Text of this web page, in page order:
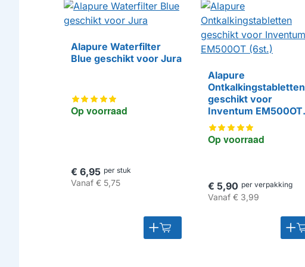
HUISMERK
Op voorraad
Alapure Waterfilter
Blue geschikt voor Jura
€ 6,95 per stuk
Vanaf € 5,75
HUISMERK
Op voorraad
Alapure
Ontkalkingstabletten
geschikt voor
Inventum EM500OT
(6st.)
€ 5,90 per verpakking
Vanaf€ 3,99